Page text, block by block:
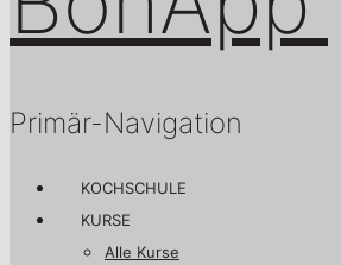
Primär-Navigation
KOCHSCHULE
KURSE
Alle Kurse